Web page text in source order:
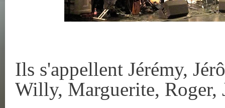
Ils s'appellent Jérémy,
Willy, Marguerite, Roger,